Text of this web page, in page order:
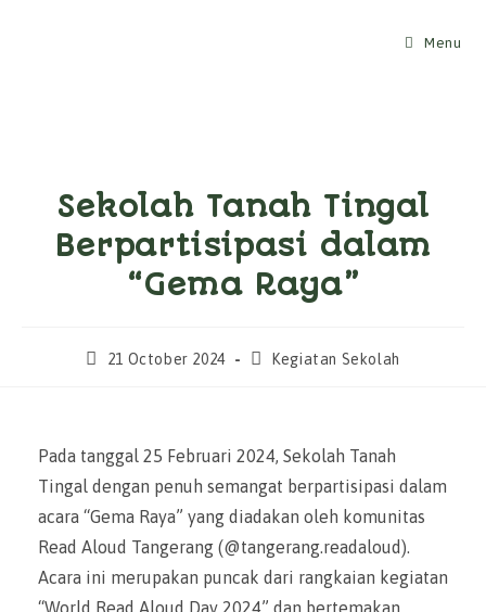
Menu
Sekolah Tanah Tingal
Berpartisipasi dalam
“Gema Raya”
Post21 October 2024
PostKegiatan Sekolah
Pada tanggal 25 Februari 2024, Sekolah Tanah
Tingal dengan penuh semangat berpartisipasi dalam
acara “Gema Raya” yang diadakan oleh komunitas
Read Aloud Tangerang (@tangerang.readaloud).
Acara ini merupakan puncak dari rangkaian kegiatan
“World Read Aloud Day 2024” dan bertemakan